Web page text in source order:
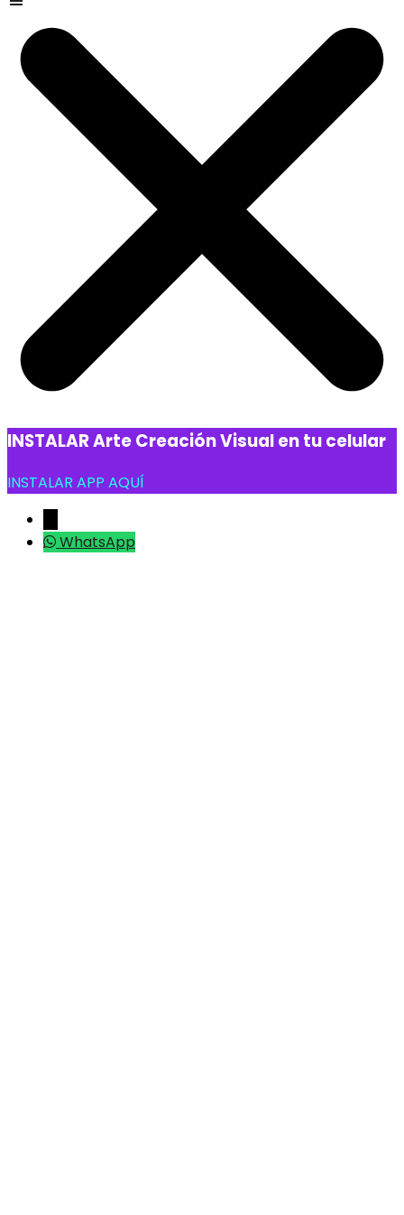
INSTALAR Arte Creación Visual en tu celular
INSTALAR APP AQUÍ
WhatsApp